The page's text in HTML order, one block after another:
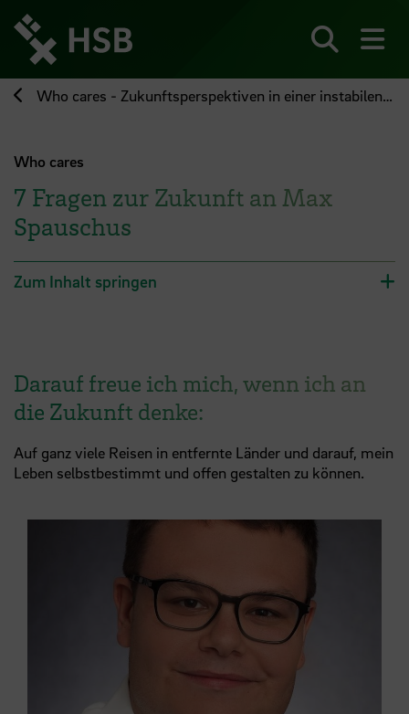
zum
Seiteninhalt
springen
Who cares - Zukunftsperspektiven in einer instabilen Welt
Who cares
7 Fragen zur Zukunft an Max
Spauschus
Zum Inhalt springen
Darauf freue ich mich, wenn ich an
die Zukunft denke:
Auf ganz viele Reisen in entfernte Länder und darauf, mein
Leben selbstbestimmt und offen gestalten zu können.